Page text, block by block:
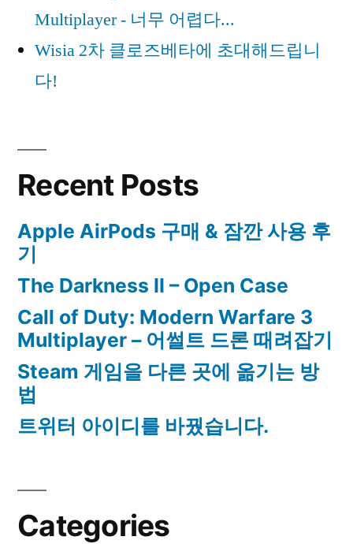
Multiplayer - 너무 어렵다...
Wisia 2차 클로즈베타에 초대해드립니
다!
Recent Posts
Apple AirPods 구매 & 잠깐 사용 후
기
The Darkness II – Open Case
Call of Duty: Modern Warfare 3
Multiplayer – 어썰트 드론 때려잡기
Steam 게임을 다른 곳에 옮기는 방
법
트위터 아이디를 바꿨습니다.
Categories